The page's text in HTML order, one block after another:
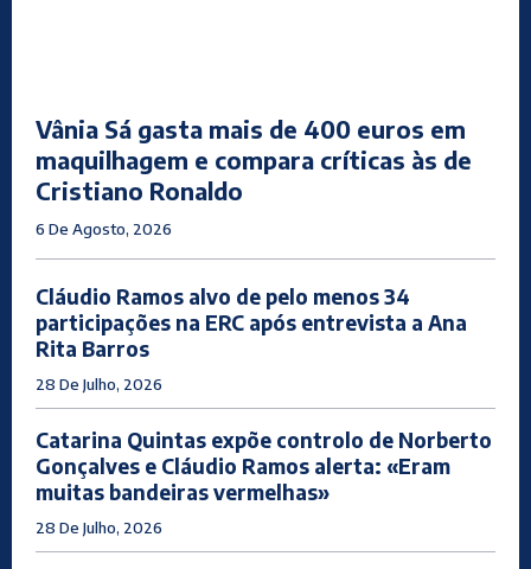
Vânia Sá gasta mais de 400 euros em
maquilhagem e compara críticas às de
Cristiano Ronaldo
6 De Agosto, 2026
Cláudio Ramos alvo de pelo menos 34
participações na ERC após entrevista a Ana
Rita Barros
28 De Julho, 2026
Catarina Quintas expõe controlo de Norberto
Gonçalves e Cláudio Ramos alerta: «Eram
muitas bandeiras vermelhas»
28 De Julho, 2026